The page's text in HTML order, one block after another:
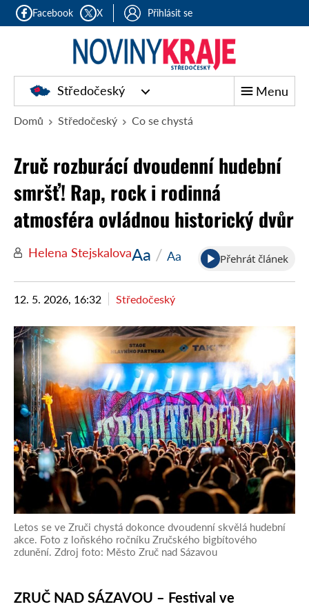
Facebook X Přihlásit se
Středočeský Menu
Domů Středočeský Co se chystá
Zruč rozburácí dvoudenní hudební
smršť! Rap, rock i rodinná
atmosféra ovládnou historický dvůr
Helena StejskalovaAa / Aa Přehrát článek
12. 5. 2026, 16:32 Středočeský
Letos se ve Zruči chystá dokonce dvoudenní skvělá hudební
akce. Foto z loňského ročníku Zručského bigbítového
zdunění. Zdroj foto: Město Zruč nad Sázavou
ZRUČ NAD SÁZAVOU – Festival ve